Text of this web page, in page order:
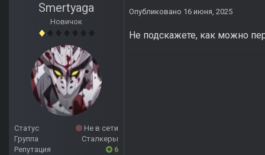
Smertyaga
Новичок
Статус
Не в сети
Группа
Сталкеры
Репутация
6
Опубликовано 16 июня, 2025
Не подскажете, как можно